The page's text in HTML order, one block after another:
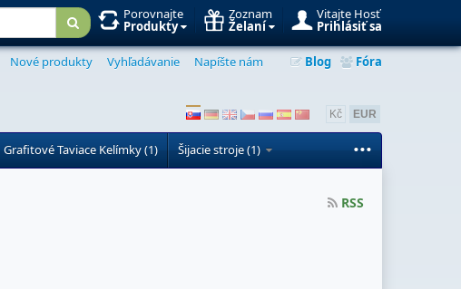
Vitajte Hosť
Prihlásiť sa
Zoznam
Želaní
Porovnajte
Produkty
Nové produkty Vyhľadávanie Napíšte nám Blog Fóra
Kč EUR
Grafitové Taviace Kelímky (1) Šijacie stroje (1) ...
RSS